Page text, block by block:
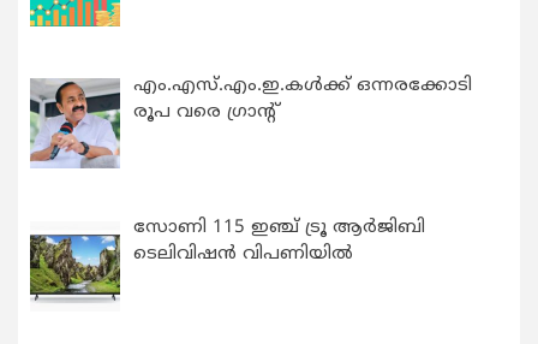
എം.എസ്.എം.ഇ.കൾക്ക് ഒന്നരക്കോടി
രൂപ വരെ ഗ്രാന്റ്
സോണി 115 ഇഞ്ച് ട്രൂ ആർജിബി
ടെലിവിഷൻ വിപണിയിൽ